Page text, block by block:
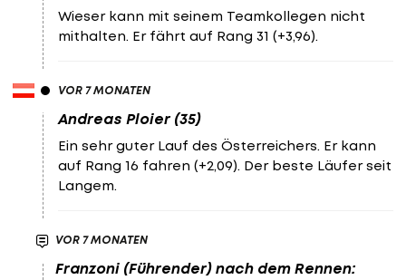
Wieser kann mit seinem Teamkollegen nicht
mithalten. Er fährt auf Rang 31 (+3,96).
VOR 7 MONATEN
Andreas Ploier (35)
Ein sehr guter Lauf des Österreichers. Er kann
auf Rang 16 fahren (+2,09). Der beste Läufer seit
Langem.
VOR 7 MONATEN
Franzoni (Führender) nach dem Rennen: